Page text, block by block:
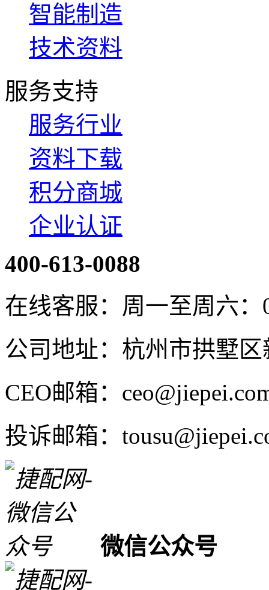
智能制造
技术资料
服务支持
服务行业
资料下载
积分商城
企业认证
400-613-0088
在线客服：周一至周六：
公司地址：杭州市拱墅
CEO邮箱：
投诉邮箱：
微信公众号